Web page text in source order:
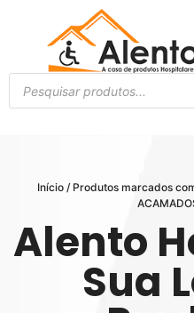
Início / Produtos marcados
Alento
Sua